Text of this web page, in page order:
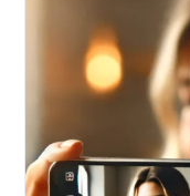
Den
Neuen
IPhone
Modellen
Zubehör
Event
September